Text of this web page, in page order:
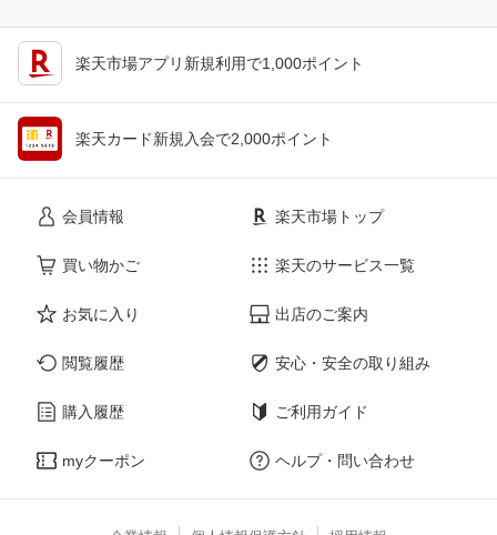
楽天市場アプリ新規利用で1,000ポイント
楽天カード新規入会で2,000ポイント
会員情報
買い物かご
お気に入り
閲覧履歴
購入履歴
myクーポン
楽天市場トップ
楽天のサービス一覧
出店のご案内
安心・安全の取り組み
ご利用ガイド
ヘルプ・問い合わせ